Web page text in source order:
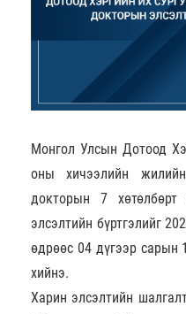
Монгол Улсын Дотоод
оны хичээлийн
докторын 7
элсэлтийн бүртгэлийг
өдрөөс 04 дүгээр сарын
хийнэ.
Харин элсэлтийн